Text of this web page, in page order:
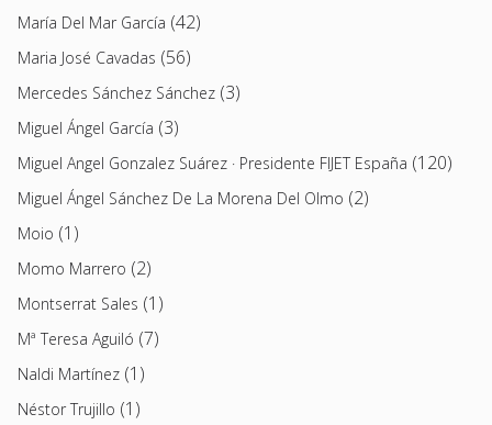
María Del Mar García (42)
Maria José Cavadas (56)
Mercedes Sánchez Sánchez (3)
Miguel Ángel García (3)
Miguel Angel Gonzalez Suárez · Presidente FIJET España (120)
Miguel Ángel Sánchez De La Morena Del Olmo (2)
Moio (1)
Momo Marrero (2)
Montserrat Sales (1)
Mª Teresa Aguiló (7)
Naldi Martínez (1)
Néstor Trujillo (1)